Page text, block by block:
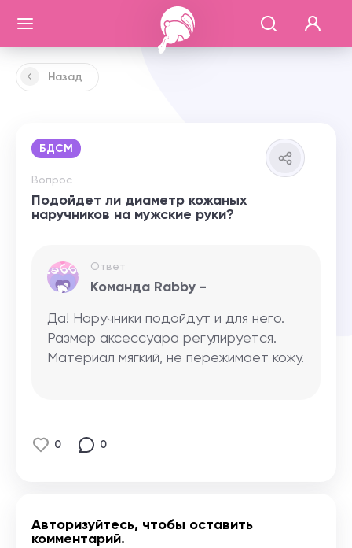
Назад
БДСМ
Вопрос
Подойдет ли диаметр кожаных
наручников на мужские руки?
Ответ
Команда Rabby -
Да! Наручники подойдут и для него.
Размер аксессуара регулируется.
Материал мягкий, не пережимает кожу.
0 0
Авторизуйтесь, чтобы оставить
комментарий.